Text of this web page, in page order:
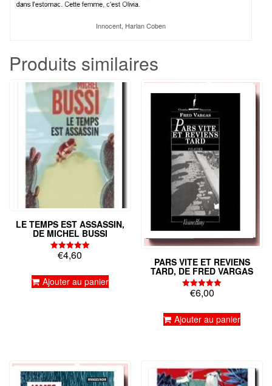
Innocent, Harlan Coben
Produits similaires
LE TEMPS EST ASSASSIN,
DE MICHEL BUSSI
Note
€4,60
Ajouter au panier
PARS VITE ET REVIENS
TARD, DE FRED VARGAS
Note
5.00
€6,00
Ajouter au panier